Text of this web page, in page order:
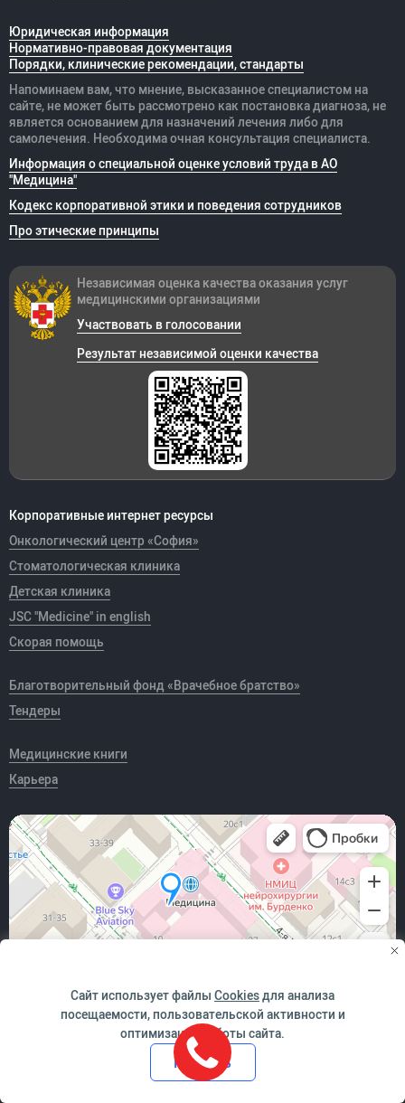
Юридическая информация
Нормативно-правовая документация
Порядки, клинические рекомендации, стандарты
Напоминаем вам, что мнение, высказанное специалистом на
сайте, не может быть рассмотрено как постановка диагноза, не
является основанием для назначений лечения либо для
самолечения. Необходима очная консультация специалиста.
Информация о специальной оценке условий труда в АО
"Медицина"
Кодекс корпоративной этики и поведения сотрудников
Про этические принципы
Корпоративные интернет ресурсы
Онкологический центр «София»
Стоматологическая клиника
Детская клиника
JSC "Medicine" in english
Скорая помощь
Благотворительный фонд «Врачебное братство»
Тендеры
Медицинские книги
Карьера
Независимая оценка качества оказания услуг
медицинскими организациями
Участвовать в голосовании
Результат независимой оценки качества
*победитель Всероссийского конкурса "За качество и
безопасность медицинской деятельности" в номинации
"Медицинская организация - лидер в обеспечении качества и
Сайт использует файлы Cookiesдля анализа
посещаемости, пользовательской активности и
оптимизации работы сайта.
Принять